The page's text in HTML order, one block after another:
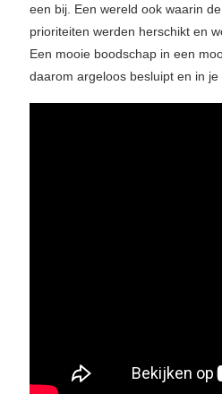
een bij. Een wereld ook waarin
prioriteiten werden herschikt en
Een mooie boodschap in een
daarom argeloos besluipt en in je